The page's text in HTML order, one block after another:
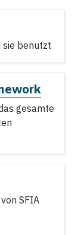
sie benutzt
gesamte
SFIA